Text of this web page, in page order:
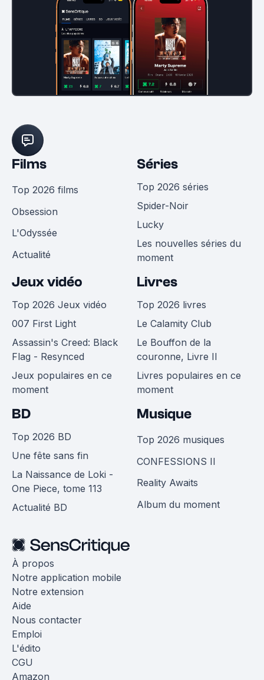
Films
Top 2026 films
Obsession
L'Odyssée
Actualité
Séries
Top 2026 séries
Spider-Noir
Lucky
Les nouvelles séries du
moment
Jeux vidéo
Top 2026 Jeux vidéo
007 First Light
Assassin's Creed: Black
Flag - Resynced
Jeux populaires en ce
moment
Livres
Top 2026 livres
Le Calamity Club
Le Bouffon de la
couronne, Livre II
Livres populaires en ce
moment
BD
Top 2026 BD
Une fête sans fin
La Naissance de Loki -
One Piece, tome 113
Actualité BD
Musique
Top 2026 musiques
CONFESSIONS II
Reality Awaits
Album du moment
À propos
Notre application mobile
Notre extension
Aide
Nous contacter
Emploi
L'édito
CGU
Amazon